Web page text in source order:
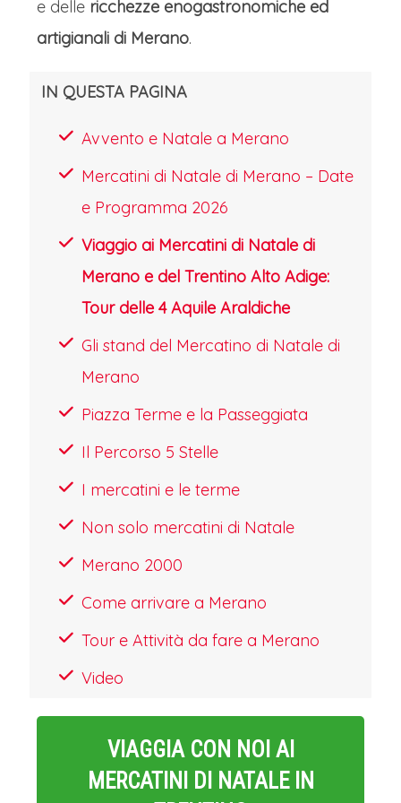
strategica perché è lungo la strada
per Merano, e quindi, senza togliere
Natale aggiunge una alternativa per
fare o per farsi regali di qualità. Il
Thuniversum si presenta come
un'avanguardia museale dove la
esperienza culturale totale. Nelle sue
ampie navate riconvertite, il visitatore
intraprende un viaggio nel design
applicato che ripercorre l'evoluzione
del gusto italiano attraverso le
ceramiche Thun, dalle prime
produzioni degli anni '50 alle
contemporanee limited edition.
olografiche che ricostruiscono i
processi produttivi storici, mentre
stazioni interattive consentono di
visualizzare i bozzetti originali dei
è la "Sala dei Fuochi", dove viene
simbolicamente rappresentato il
e delle ricchezze enogastronomiche ed
artigianali di Merano.
IN QUESTA PAGINA
Avvento e Natale a Merano
Mercatini di Natale di Merano – Date
e Programma 2026
Viaggio ai Mercatini di Natale di
Merano e del Trentino Alto Adige:
Tour delle 4 Aquile Araldiche
Gli stand del Mercatino di Natale di
Merano
Piazza Terme e la Passeggiata
Il Percorso 5 Stelle
I mercatini e le terme
Non solo mercatini di Natale
Merano 2000
Come arrivare a Merano
Tour e Attività da fare a Merano
Video
VIAGGIA CON NOI AI
MERCATINI DI NATALE IN